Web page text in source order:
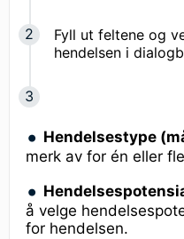
Fyll ut feltene og
hendelsen i
Hendelsestype
merk av for én eller
å velge
for hendelsen.